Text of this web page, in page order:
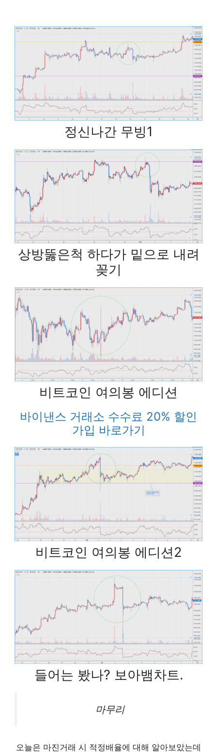
정신나간 무빙1
상방뚫은척 하다가 밑으로 내려
꽂기
비트코인 여의봉 에디션
바이낸스 거래소 수수료 20% 할인
가입 바로가기
비트코인 여의봉 에디션2
들어는 봤나? 보아뱀차트.
마무리
오늘은 마진거래 시 적정배율에 대해 알아보았는데